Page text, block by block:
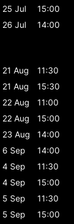
25 Jul
15:00
26 Jul
14:00
21 Aug
11:30
21 Aug
15:30
22 Aug
11:00
22 Aug
15:00
23 Aug
14:00
6 Sep
14:00
4 Sep
11:30
4 Sep
15:00
5 Sep
11:30
5 Sep
15:00